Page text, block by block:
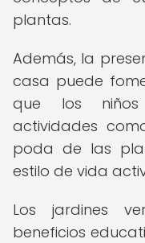
plantas.
Además, la
casa puede
que los
actividades
poda de las
estilo de vida
Los jardines
beneficios